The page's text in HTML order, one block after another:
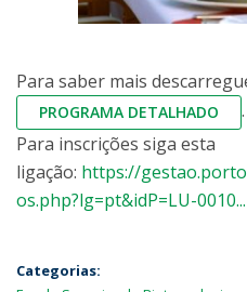
Para saber mais
PROGRAMA DETALHADO
.
Para inscrições siga esta
ligação: https://
os.php?lg=pt&idP=LU-0010...
Categorias: